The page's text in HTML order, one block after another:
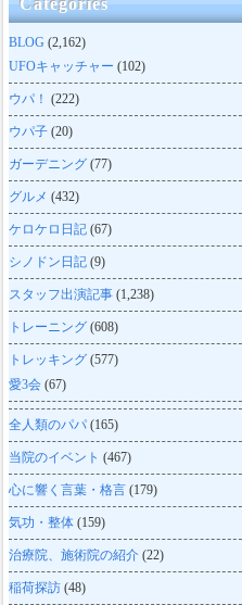
Categories
BLOG (2,162)
UFOキャッチャー (102)
ウパ！ (222)
ウパ子 (20)
ガーデニング (77)
グルメ (432)
ケロケロ日記 (67)
シノドン日記 (9)
スタッフ出演記事 (1,238)
トレーニング (608)
トレッキング (577)
愛3会 (67)
全人類のパパ (165)
当院のイベント (467)
心に響く言葉・格言 (179)
気功・整体 (159)
治療院、施術院の紹介 (22)
稲荷探訪 (48)